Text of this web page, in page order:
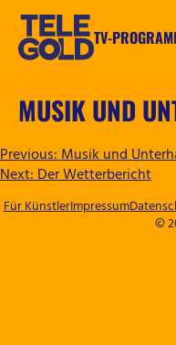
Zum
springen
TV-
MUSIK UND
Previous:Musik und
Next:Der Wetterbericht
©
Für KünstlerImpressum